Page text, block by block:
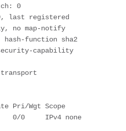
0
last registered
no map-notify
hash-function sha2
capability
transport
Pri/Wgt Scope
0/0     IPv4 none